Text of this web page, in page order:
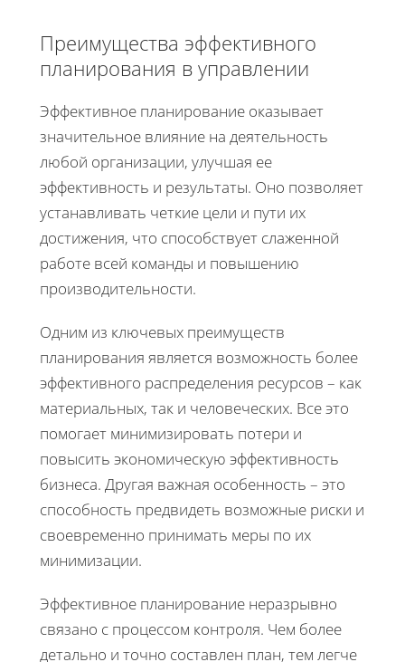
Преимущества эффективного
планирования в управлении
Эффективное планирование оказывает
значительное влияние на деятельность
любой организации, улучшая ее
эффективность и результаты. Оно позволяет
устанавливать четкие цели и пути их
достижения, что способствует слаженной
работе всей команды и повышению
производительности.
Одним из ключевых преимуществ
планирования является возможность более
эффективного распределения ресурсов – как
материальных, так и человеческих. Все это
помогает минимизировать потери и
повысить экономическую эффективность
бизнеса. Другая важная особенность – это
способность предвидеть возможные риски и
своевременно принимать меры по их
минимизации.
Эффективное планирование неразрывно
связано с процессом контроля. Чем более
детально и точно составлен план, тем легче